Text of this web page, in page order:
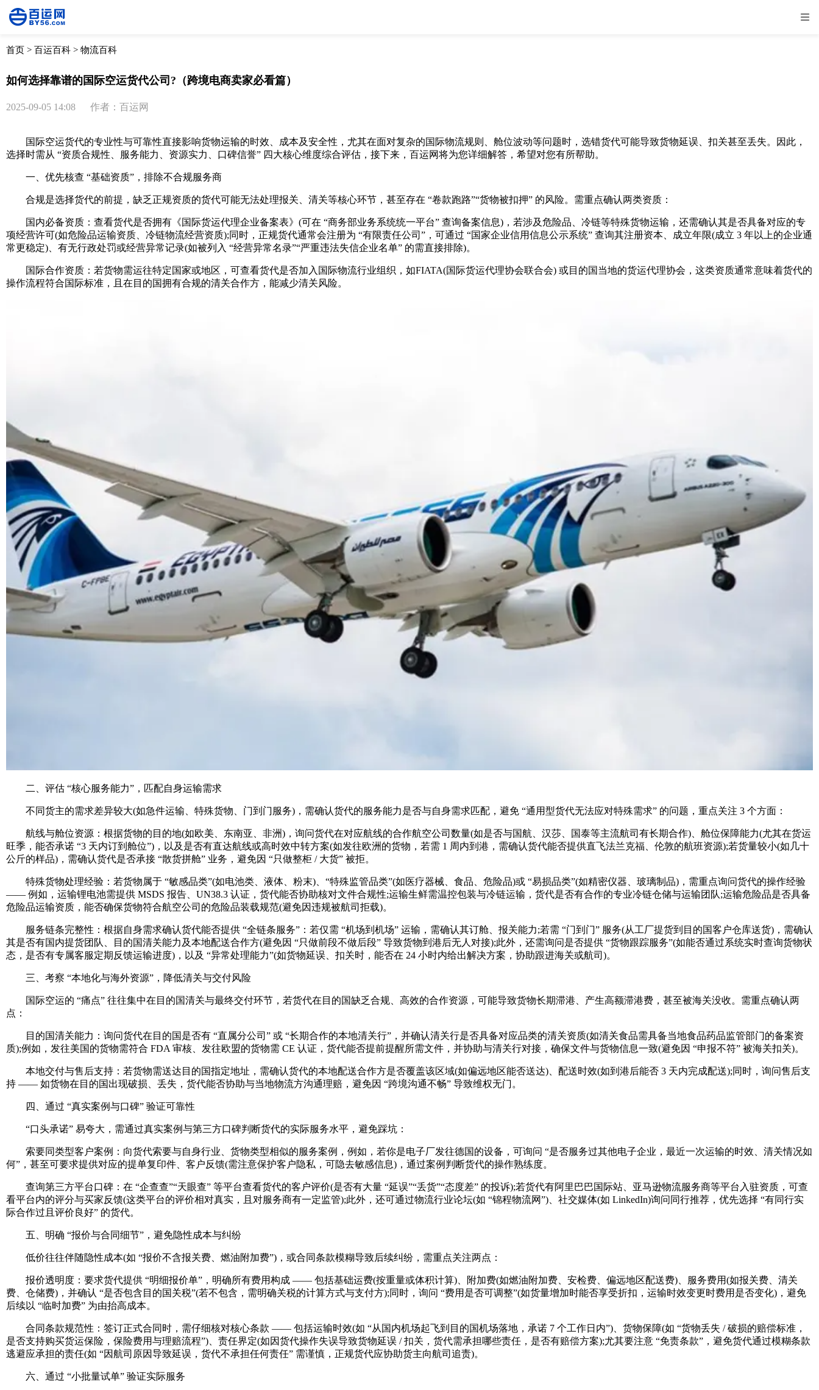
首页 > 百运百科 > 物流百科
如何选择靠谱的国际空运货代公司?（跨境电商卖家必看篇）
2025-09-05 14:08 作者：百运网
国际空运货代的专业性与可靠性直接影响货物运输的时效、成本及安全性，尤其在面对复杂的国际物流规则、舱位波动等问题时，选错货代可能导致货物延误、扣关甚至丢失。因此，
选择时需从 “资质合规性、服务能力、资源实力、口碑信誉” 四大核心维度综合评估，接下来，百运网将为您详细解答，希望对您有所帮助。
一、优先核查 “基础资质”，排除不合规服务商
合规是选择货代的前提，缺乏正规资质的货代可能无法处理报关、清关等核心环节，甚至存在 “卷款跑路”“货物被扣押” 的风险。需重点确认两类资质：
国内必备资质：查看货代是否拥有《国际货运代理企业备案表》(可在 “商务部业务系统统一平台” 查询备案信息)，若涉及危险品、冷链等特殊货物运输，还需确认其是否具备对应的专
项经营许可(如危险品运输资质、冷链物流经营资质);同时，正规货代通常会注册为 “有限责任公司”，可通过 “国家企业信用信息公示系统” 查询其注册资本、成立年限(成立 3 年以上的企业通
常更稳定)、有无行政处罚或经营异常记录(如被列入 “经营异常名录”“严重违法失信企业名单” 的需直接排除)。
国际合作资质：若货物需运往特定国家或地区，可查看货代是否加入国际物流行业组织，如FIATA(国际货运代理协会联合会) 或目的国当地的货运代理协会，这类资质通常意味着货代的
操作流程符合国际标准，且在目的国拥有合规的清关合作方，能减少清关风险。
二、评估 “核心服务能力”，匹配自身运输需求
不同货主的需求差异较大(如急件运输、特殊货物、门到门服务)，需确认货代的服务能力是否与自身需求匹配，避免 “通用型货代无法应对特殊需求” 的问题，重点关注 3 个方面：
航线与舱位资源：根据货物的目的地(如欧美、东南亚、非洲)，询问货代在对应航线的合作航空公司数量(如是否与国航、汉莎、国泰等主流航司有长期合作)、舱位保障能力(尤其在货运
旺季，能否承诺 “3 天内订到舱位”)，以及是否有直达航线或高时效中转方案(如发往欧洲的货物，若需 1 周内到港，需确认货代能否提供直飞法兰克福、伦敦的航班资源);若货量较小(如几十
公斤的样品)，需确认货代是否承接 “散货拼舱” 业务，避免因 “只做整柜 / 大货” 被拒。
特殊货物处理经验：若货物属于 “敏感品类”(如电池类、液体、粉末)、“特殊监管品类”(如医疗器械、食品、危险品)或 “易损品类”(如精密仪器、玻璃制品)，需重点询问货代的操作经验
—— 例如，运输锂电池需提供 MSDS 报告、UN38.3 认证，货代能否协助核对文件合规性;运输生鲜需温控包装与冷链运输，货代是否有合作的专业冷链仓储与运输团队;运输危险品是否具备
危险品运输资质，能否确保货物符合航空公司的危险品装载规范(避免因违规被航司拒载)。
服务链条完整性：根据自身需求确认货代能否提供 “全链条服务”：若仅需 “机场到机场” 运输，需确认其订舱、报关能力;若需 “门到门” 服务(从工厂提货到目的国客户仓库送货)，需确认
其是否有国内提货团队、目的国清关能力及本地配送合作方(避免因 “只做前段不做后段” 导致货物到港后无人对接);此外，还需询问是否提供 “货物跟踪服务”(如能否通过系统实时查询货物状
态，是否有专属客服定期反馈运输进度)，以及 “异常处理能力”(如货物延误、扣关时，能否在 24 小时内给出解决方案，协助跟进海关或航司)。
三、考察 “本地化与海外资源”，降低清关与交付风险
国际空运的 “痛点” 往往集中在目的国清关与最终交付环节，若货代在目的国缺乏合规、高效的合作资源，可能导致货物长期滞港、产生高额滞港费，甚至被海关没收。需重点确认两
点：
目的国清关能力：询问货代在目的国是否有 “直属分公司” 或 “长期合作的本地清关行”，并确认清关行是否具备对应品类的清关资质(如清关食品需具备当地食品药品监管部门的备案资
质);例如，发往美国的货物需符合 FDA 审核、发往欧盟的货物需 CE 认证，货代能否提前提醒所需文件，并协助与清关行对接，确保文件与货物信息一致(避免因 “申报不符” 被海关扣关)。
本地交付与售后支持：若货物需送达目的国指定地址，需确认货代的本地配送合作方是否覆盖该区域(如偏远地区能否送达)、配送时效(如到港后能否 3 天内完成配送);同时，询问售后支
持 —— 如货物在目的国出现破损、丢失，货代能否协助与当地物流方沟通理赔，避免因 “跨境沟通不畅” 导致维权无门。
四、通过 “真实案例与口碑” 验证可靠性
“口头承诺” 易夸大，需通过真实案例与第三方口碑判断货代的实际服务水平，避免踩坑：
索要同类型客户案例：向货代索要与自身行业、货物类型相似的服务案例，例如，若你是电子厂发往德国的设备，可询问 “是否服务过其他电子企业，最近一次运输的时效、清关情况如
何”，甚至可要求提供对应的提单复印件、客户反馈(需注意保护客户隐私，可隐去敏感信息)，通过案例判断货代的操作熟练度。
查询第三方平台口碑：在 “企查查”“天眼查” 等平台查看货代的客户评价(是否有大量 “延误”“丢货”“态度差” 的投诉);若货代有阿里巴巴国际站、亚马逊物流服务商等平台入驻资质，可查
看平台内的评分与买家反馈(这类平台的评价相对真实，且对服务商有一定监管);此外，还可通过物流行业论坛(如 “锦程物流网”)、社交媒体(如 LinkedIn)询问同行推荐，优先选择 “有同行实
际合作过且评价良好” 的货代。
五、明确 “报价与合同细节”，避免隐性成本与纠纷
低价往往伴随隐性成本(如 “报价不含报关费、燃油附加费”)，或合同条款模糊导致后续纠纷，需重点关注两点：
报价透明度：要求货代提供 “明细报价单”，明确所有费用构成 —— 包括基础运费(按重量或体积计算)、附加费(如燃油附加费、安检费、偏远地区配送费)、服务费用(如报关费、清关
费、仓储费)，并确认 “是否包含目的国关税”(若不包含，需明确关税的计算方式与支付方);同时，询问 “费用是否可调整”(如货量增加时能否享受折扣，运输时效变更时费用是否变化)，避免
后续以 “临时加费” 为由抬高成本。
合同条款规范性：签订正式合同时，需仔细核对核心条款 —— 包括运输时效(如 “从国内机场起飞到目的国机场落地，承诺 7 个工作日内”)、货物保障(如 “货物丢失 / 破损的赔偿标准，
是否支持购买货运保险，保险费用与理赔流程”)、责任界定(如因货代操作失误导致货物延误 / 扣关，货代需承担哪些责任，是否有赔偿方案);尤其要注意 “免责条款”，避免货代通过模糊条款
逃避应承担的责任(如 “因航司原因导致延误，货代不承担任何责任” 需谨慎，正规货代应协助货主向航司追责)。
六、通过 “小批量试单” 验证实际服务